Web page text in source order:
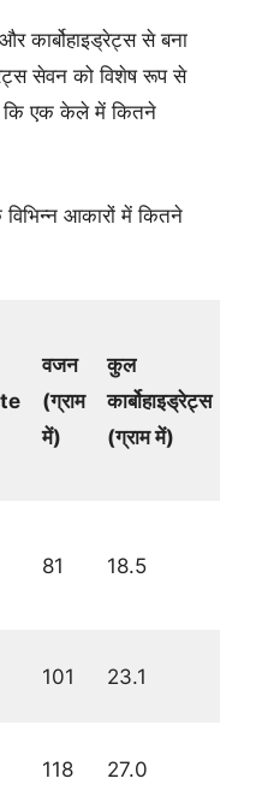
कार्बोहाइड्रेट्स से बना
सेवन को विशेष रूप से
कि एक केले में कितने
आकारों में कितने
वजन
(ग्राम
में)
कुल
कार्बोहाइड्रेट्स
(ग्राम में)
81 18.5
101 23.1
118 27.0